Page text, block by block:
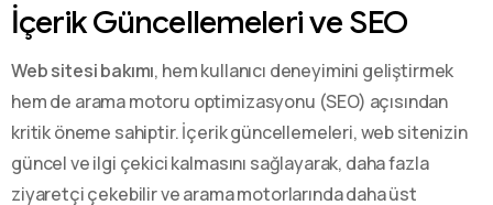
İçerik Güncellemeleri ve SEO
Web sitesi bakımı, hem kullanıcı deneyimini geliştirmek
hem de arama motoru optimizasyonu (SEO) açısından
kritik öneme sahiptir. İçerik güncellemeleri, web sitenizin
güncel ve ilgi çekici kalmasını sağlayarak, daha fazla
ziyaretçi çekebilir ve arama motorlarında daha üst